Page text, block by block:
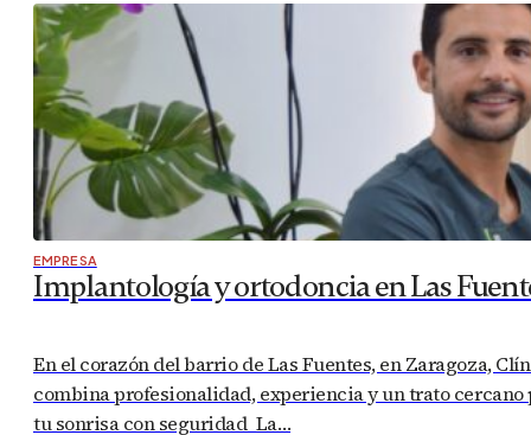
EMPRESA
Implantología y ortodoncia en Las
En el corazón del barrio de Las Fuentes, en Zaragoza,
combina profesionalidad, experiencia y un trato
tu sonrisa con seguridad La…